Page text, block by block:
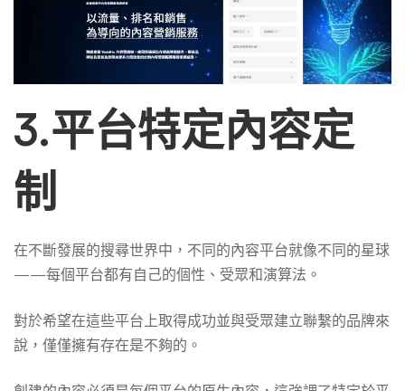
3.平台特定內容定
制
在不斷發展的搜尋世界中，不同的內容平台就像不同的星球
——每個平台都有自己的個性、受眾和演算法。
對於希望在這些平台上取得成功並與受眾建立聯繫的品牌來
說，僅僅擁有存在是不夠的。